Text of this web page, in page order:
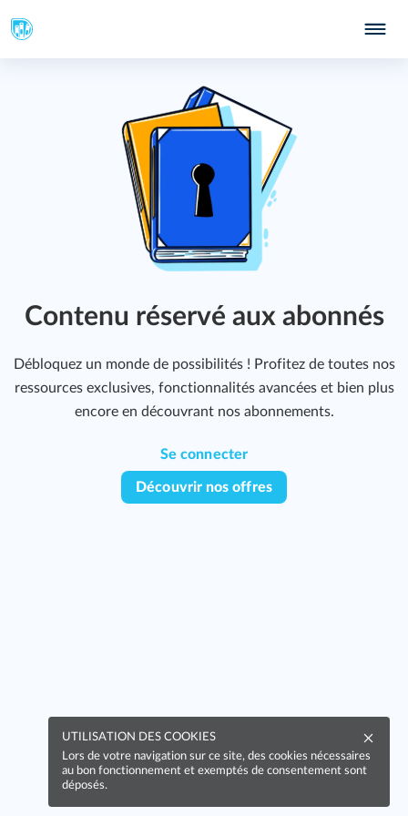
Contenu réservé aux abonnés
Débloquez un monde de possibilités ! Profitez de toutes nos
ressources exclusives, fonctionnalités avancées et bien plus
encore en découvrant nos abonnements.
Se connecter
Découvrir nos offres
UTILISATION DES COOKIES
Lors de votre navigation sur ce site, des cookies nécessaires
au bon fonctionnement et exemptés de consentement sont
déposés.